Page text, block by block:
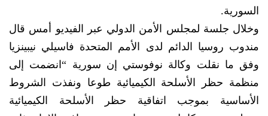
السورية.
وخلال جلسة لمجلس الأمن الدولي عبر الفيديو أمس قال
مندوب روسيا الدائم لدى الأمم المتحدة فاسيلي نيبينزيا
وفق ما نقلت وكالة نوفوستي إن سورية “انضمت إلى
منظمة حظر الأسلحة الكيميائية طوعا ونفذت الشروط
الأساسية بموجب اتفاقية حظر الأسلحة الكيميائية